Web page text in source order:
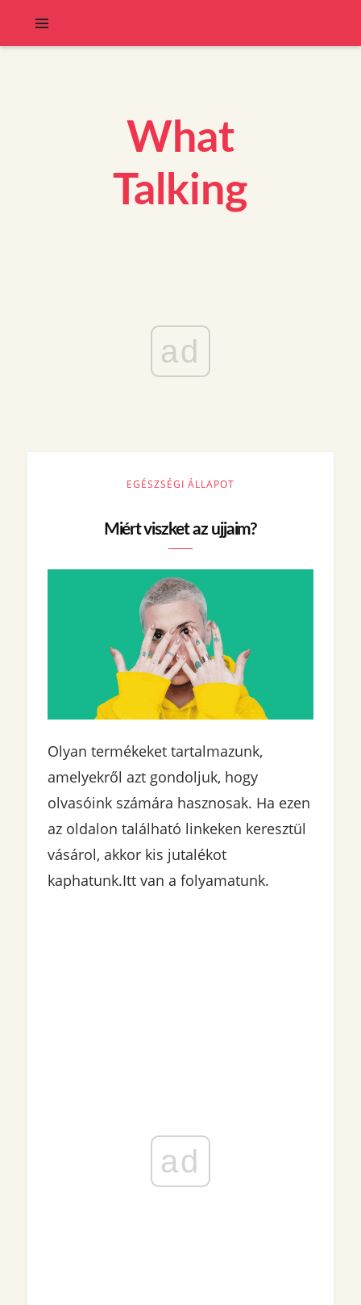
What
Talking
ad
EGÉSZSÉGI ÁLLAPOT
Miért viszket az ujjaim?
Olyan termékeket tartalmazunk,
amelyekről azt gondoljuk, hogy
olvasóink számára hasznosak. Ha ezen
az oldalon található linkeken keresztül
vásárol, akkor kis jutalékot
kaphatunk.Ittvan a folyamatunk.
ad